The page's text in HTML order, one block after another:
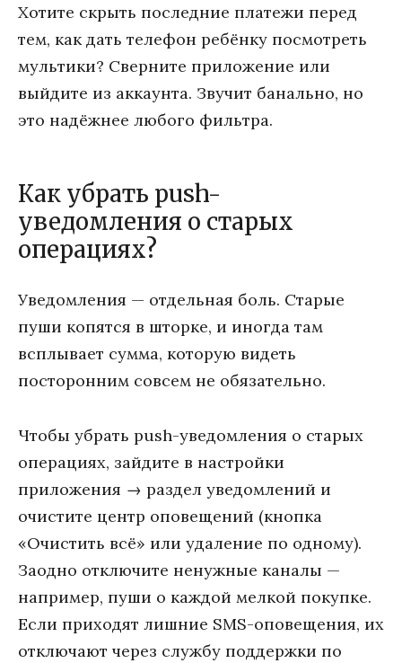
Хотите скрыть последние платежи перед
тем, как дать телефон ребёнку посмотреть
мультики? Сверните приложение или
выйдите из аккаунта. Звучит банально, но
это надёжнее любого фильтра.
Как убрать push-
уведомления о старых
операциях?
Уведомления — отдельная боль. Старые
пуши копятся в шторке, и иногда там
всплывает сумма, которую видеть
посторонним совсем не обязательно.
Чтобы убрать push-уведомления о старых
операциях, зайдите в настройки
приложения → раздел уведомлений и
очистите центр оповещений (кнопка
«Очистить всё» или удаление по одному).
Заодно отключите ненужные каналы —
например, пуши о каждой мелкой покупке.
Если приходят лишние SMS-оповещения, их
отключают через службу поддержки по